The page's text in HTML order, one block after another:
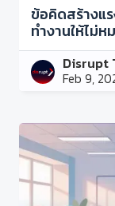
ข้อคิดสร้างแร
ทำงานให้ไม่ห
Disrupt
Feb 9,